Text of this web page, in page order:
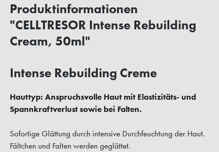
Produktinformationen
"CELLTRESOR Intense Rebuilding
Cream, 50ml"
Intense Rebuilding Creme
Hauttyp: Anspruchsvolle Haut mit Elastizitäts- und
Spannkraftverlust sowie bei Falten.
Sofortige Glättung durch intensive Durchfeuchtung der Haut.
Fältchen und Falten werden geglättet.